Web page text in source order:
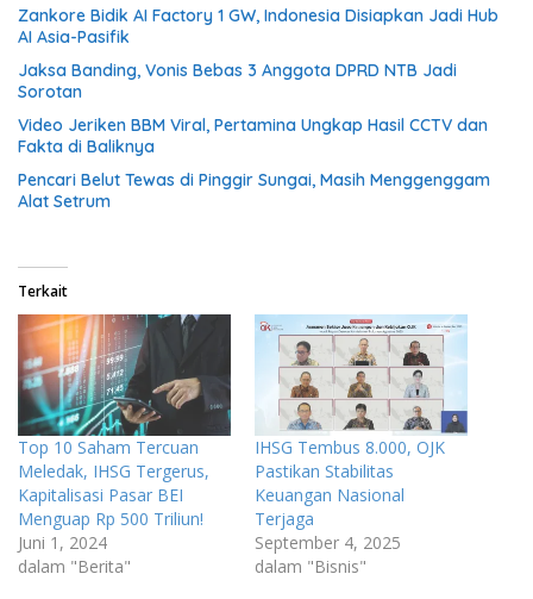
Zankore Bidik AI Factory 1 GW, Indonesia Disiapkan Jadi Hub
AI Asia-Pasifik
Jaksa Banding, Vonis Bebas 3 Anggota DPRD NTB Jadi
Sorotan
Video Jeriken BBM Viral, Pertamina Ungkap Hasil CCTV dan
Fakta di Baliknya
Pencari Belut Tewas di Pinggir Sungai, Masih Menggenggam
Alat Setrum
Terkait
Top 10 Saham Tercuan
Meledak, IHSG Tergerus,
Kapitalisasi Pasar BEI
Menguap Rp 500 Triliun!
Juni 1, 2024
dalam "Berita"
IHSG Tembus 8.000, OJK
Pastikan Stabilitas
Keuangan Nasional
Terjaga
September 4, 2025
dalam "Bisnis"